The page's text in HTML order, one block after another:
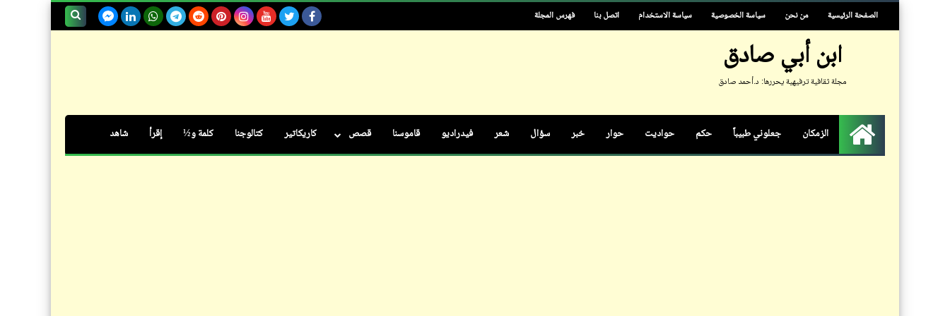
الصفحة الرئيسية من نحن سياسة الخصوصية سياسة الاستخدام اتصل بنا فهرس المجلة
ابن أبي صادق
مجلة ثقافية ترفيهية يحررها: د.أحمد صادق
الرئيسية
الزمكان جعلوني طبيباً حكم حواديت حوار خبر سؤال شعر فيدراديو قاموسنا قصص كاريكاتير كتالوجنا كلمة و½ إقرأ شاهد
فيدراديو
01 مايو 2023
كلمة ونص